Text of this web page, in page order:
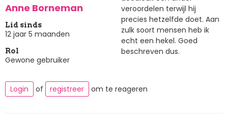
Anne Borneman
Lid sinds
12 jaar 5 maanden
Rol
Gewone gebruiker
veroordelen terwijl hij
precies hetzelfde doet. Aan
zulk soort mensen heb ik
echt een hekel. Goed
beschreven dus.
Login of registreer om te reageren